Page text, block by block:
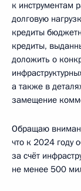
к инструментам
долговую
кредиты
кредиты,
доложить о
а также в
замещение
Обращаю
что к 2024 году
за счёт
не менее 500